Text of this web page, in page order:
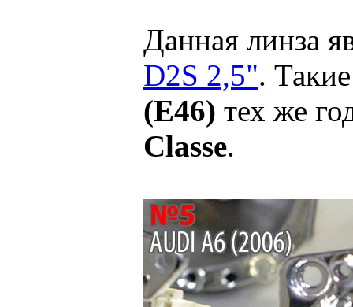
Данная линза
D2S 2,5".
(E46) тех же
Classe.